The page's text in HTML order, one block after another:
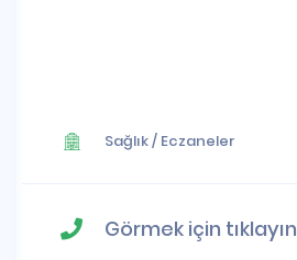
Sağlık/ Eczaneler
Görmek için tıklayın